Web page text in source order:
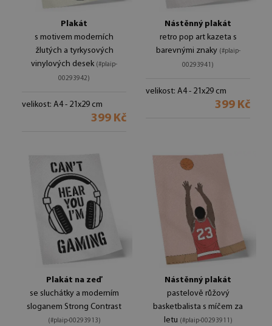
Plakát
s motivem moderních
žlutých a tyrkysových
vinylových desek (#plaip-
00293942)
velikost: A4 - 21x29 cm
399 Kč
Nástěnný plakát
retro pop art kazeta s
barevnými znaky (#plaip-
00293941)
velikost: A4 - 21x29 cm
399 Kč
Plakát na zeď
se sluchátky a moderním
sloganem Strong Contrast
(#plaip-00293913)
Nástěnný plakát
pastelově růžový
basketbalista s míčem za
letu (#plaip-00293911)